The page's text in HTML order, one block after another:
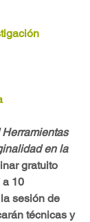
Herramientas
en la
gratuito
a 10
sesión de
técnicas y